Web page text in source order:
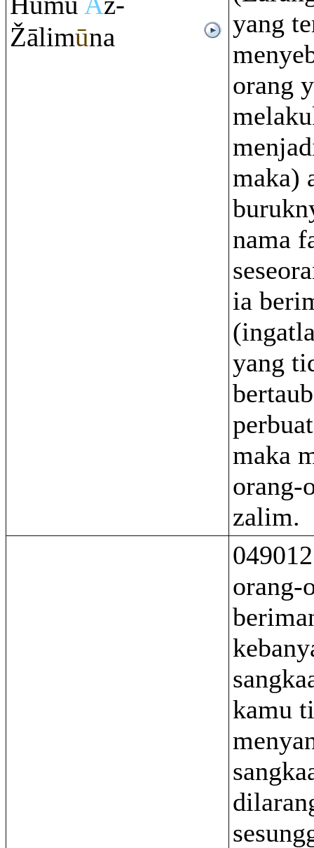
Žālimūna
yang
orang
maka)
nama
ia
yang
maka
orang-
zalim.
orang-
kamu